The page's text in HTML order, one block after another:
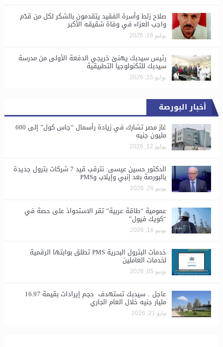
صلاح زلط وأسرة الفقيد يتقدمون بالشكر لكل من قدّم
واجب العزاء في وفاة شقيقه الأكبر
يوليو 16, 2026
رئيس سيدبك يهنئ خريجي الدفعة الأولى من مدرسة
سيدبك للتكنولوجيا التطبيقية
يوليو 15, 2026
أخبار البورصة
غاز مصر تشارك في زيادة رأسمال “جاس كول” إلى 600
مليون جنيه
يوليو 12, 2026
الدكتور حسين عيسى: نترقب قيد 7 شركات بترول جديدة
بالبورصة بعد إنبي وإيلاب وPMS
يونيو 28, 2026
​عمومية “طاقة عربية” تقر الاستحواذ على حصة في
“كويك فيول”
يونيو 16, 2026
خدمات البترول البحرية PMS تطلق بوابتها الرقمية
لخدمات العاملين
يونيو 05, 2026
عاجل .. سيدبك تستهدف حجم إيرادات بقيمة 16.97
مليار جنيه خلال العام الجاري
مايو 21, 2026